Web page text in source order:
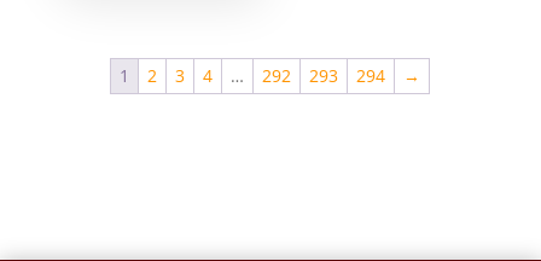
1 2 3 4 … 292 293 294 →